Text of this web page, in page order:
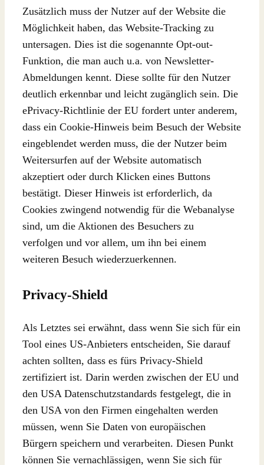
Zusätzlich muss der Nutzer auf der Website die
Möglichkeit haben, das Website-Tracking zu
untersagen. Dies ist die sogenannte Opt-out-
Funktion, die man auch u.a. von Newsletter-
Abmeldungen kennt. Diese sollte für den Nutzer
deutlich erkennbar und leicht zugänglich sein. Die
ePrivacy-Richtlinie der EU fordert unter anderem,
dass ein Cookie-Hinweis beim Besuch der Website
eingeblendet werden muss, die der Nutzer beim
Weitersurfen auf der Website automatisch
akzeptiert oder durch Klicken eines Buttons
bestätigt. Dieser Hinweis ist erforderlich, da
Cookies zwingend notwendig für die Webanalyse
sind, um die Aktionen des Besuchers zu
verfolgen und vor allem, um ihn bei einem
weiteren Besuch wiederzuerkennen.
Privacy-Shield
Als Letztes sei erwähnt, dass wenn Sie sich für ein
Tool eines US-Anbieters entscheiden, Sie darauf
achten sollten, dass es fürs Privacy-Shield
zertifiziert ist. Darin werden zwischen der EU und
den USA Datenschutzstandards festgelegt, die in
den USA von den Firmen eingehalten werden
müssen, wenn Sie Daten von europäischen
Bürgern speichern und verarbeiten. Diesen Punkt
können Sie vernachlässigen, wenn Sie sich für